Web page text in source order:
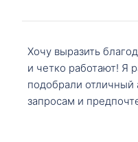
Хочу выразить
и четко работают! Я
подобрали
запросам и